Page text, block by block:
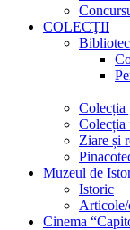
COLECŢII
Ziare și
Muzeul de
Istoric
Cinema